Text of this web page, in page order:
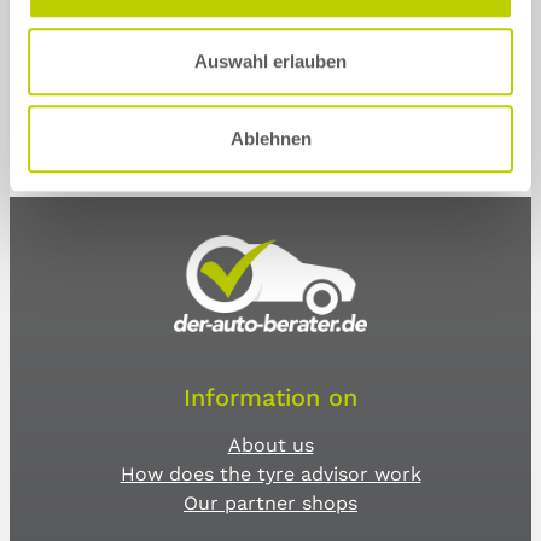
Auswahl erlauben
Ablehnen
Information on
About us
How does the tyre advisor work
Our partner shops